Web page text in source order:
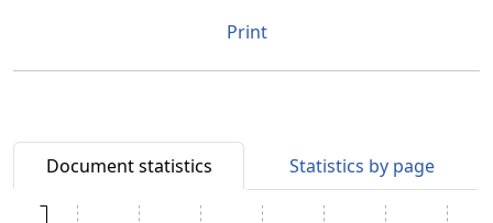
Print
Document statistics Statistics by page